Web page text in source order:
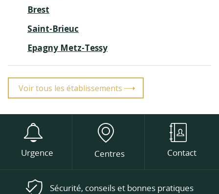
Brest
Saint-Brieuc
Epagny Metz-Tessy
Voir tous les établissements
Urgence Centres Contact
Sécurité, conseils et bonnes pratiques